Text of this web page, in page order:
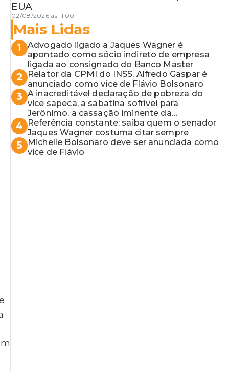
EUA
02/08/2026 às 11:00
Mais Lidas
1
Advogado ligado a Jaques Wagner é
apontado como sócio indireto de empresa
ligada ao consignado do Banco Master
2
Relator da CPMI do INSS, Alfredo Gaspar é
anunciado como vice de Flávio Bolsonaro
3 A inacreditável declaração de pobreza do
vice sapeca, a sabatina sofrível para
Jerônimo, a cassação iminente da
desembargadora e a vaga do Quinto para o
MP baiano
4
Referência constante: saiba quem o senador
Jaques Wagner costuma citar sempre
5
Michelle Bolsonaro deve ser anunciada como
vice de Flávio